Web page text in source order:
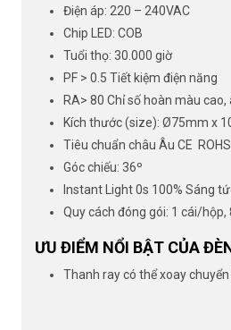
Điện áp: 220 – 240VAC
Chip LED: COB
Tuổi thọ: 30.000 giờ
PF > 0.5 Tiết kiệm điện năng
RA> 80 Chỉ số hoàn màu
Kích thước (size): Ø75mm x
Tiêu chuẩn châu Âu CE ROHS
Góc chiếu: 36º
Instant Light 0s 100% Sáng
Quy cách đóng gói: 1 cái/
ƯU ĐIỂM NỔI BẬT CỦA
Thanh ray có thể xoay